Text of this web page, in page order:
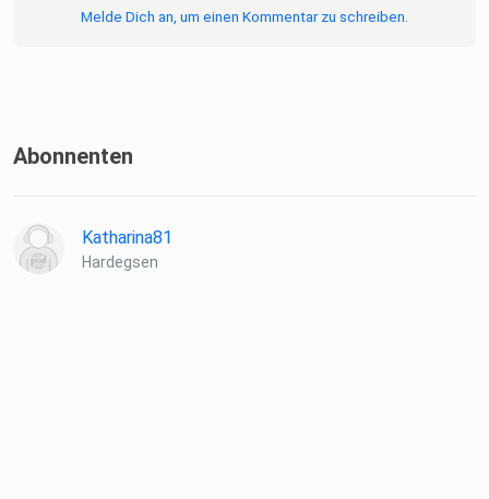
Melde Dich an, um einen Kommentar zu schreiben.
Abonnenten
Katharina81
Hardegsen